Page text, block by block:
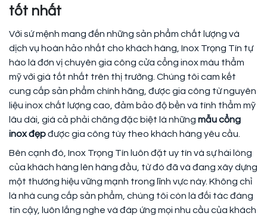
tốt nhất
Với sứ mệnh mang đến những sản phẩm chất lượng và
dịch vụ hoàn hảo nhất cho khách hàng, Inox Trọng Tín tự
hào là đơn vị chuyên gia công cửa cổng inox màu thẩm
mỹ với giá tốt nhất trên thị trường. Chúng tôi cam kết
cung cấp sản phẩm chính hãng, được gia công từ nguyên
liệu inox chất lượng cao, đảm bảo độ bền và tính thẩm mỹ
lâu dài, giá cả phải chăng đặc biệt là những mẫu cổng
inox đẹpđược gia công tùy theo khách hàng yêu cầu.
Bên cạnh đó, Inox Trọng Tín luôn đặt uy tín và sự hài lòng
của khách hàng lên hàng đầu, từ đó đã và đang xây dựng
một thương hiệu vững mạnh trong lĩnh vực này. Không chỉ
là nhà cung cấp sản phẩm, chúng tôi còn là đối tác đáng
tin cậy, luôn lắng nghe và đáp ứng mọi nhu cầu của khách